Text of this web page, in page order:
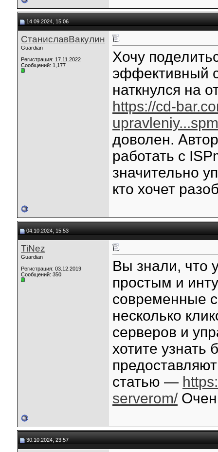
14.09.2024, 15:06
СтаниславВакулин
Guardian
Регистрация: 17.11.2022
Сообщений: 1,177
Хочу
эффективный
наткнулся на
https://cd-
доволен.
работать с
значительно
кто хочет
04.10.2024, 15:53
TiNez
Guardian
Регистрация: 03.12.2019
Сообщений: 350
Вы знали, что
простым и
современные
несколько
серверов и
хотите узнать
статью —
serverom/
30.10.2024, 23:57